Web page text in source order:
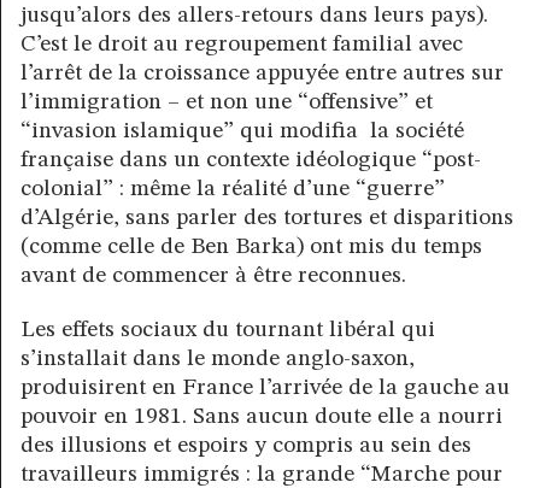
jusqu’alors des allers-retours dans leurs pays).
C’est le droit au regroupement familial avec
l’arrêt de la croissance appuyée entre autres sur
l’immigration – et non une “offensive” et
“invasion islamique” qui modifia la société
française dans un contexte idéologique “post-
colonial” : même la réalité d’une “guerre”
d’Algérie, sans parler des tortures et disparitions
(comme celle de Ben Barka) ont mis du temps
avant de commencer à être reconnues.
Les effets sociaux du tournant libéral qui
s’installait dans le monde anglo-saxon,
produisirent en France l’arrivée de la gauche au
pouvoir en 1981. Sans aucun doute elle a nourri
des illusions et espoirs y compris au sein des
travailleurs immigrés : la grande “Marche pour